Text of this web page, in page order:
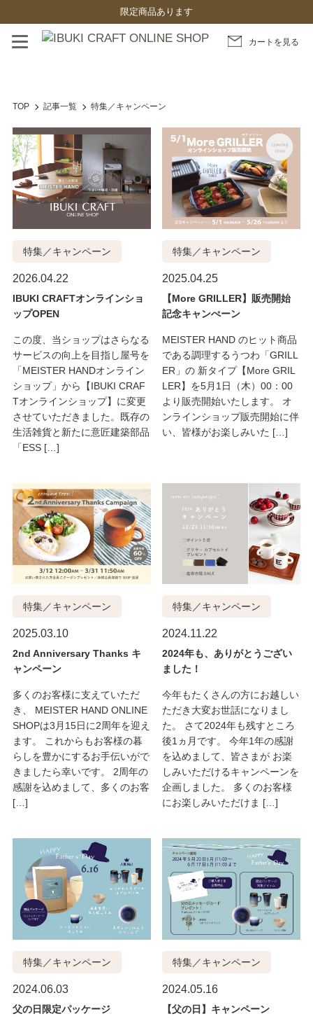
限定商品あります
カートを見る
TOP 記事一覧 特集／キャンペーン
特集／キャンペーン
2026.04.22
IBUKI CRAFTオンラインショ
ップOPEN
この度、当ショップはさらなる
サービスの向上を目指し屋号を
「MEISTER HANDオンライン
ショップ」から【IBUKI CRAF
Tオンラインショップ】に変更
させていただきました。既存の
生活雑貨と新たに意匠建築部品
「ESS […]
特集／キャンペーン
2025.04.25
【More GRILLER】販売開始
記念キャンぺーン
MEISTER HAND のヒット商品
である調理するうつわ「GRILL
ER」の 新タイプ【More GRIL
LER】を5月1日（木）00：00
より販売開始いたします。 オ
ンラインショップ販売開始に伴
い、皆様がお楽しみいた […]
特集／キャンペーン
2025.03.10
2nd Anniversary Thanks キ
ャンペーン
多くのお客様に支えていただ
き、 MEISTER HAND ONLINE
SHOPは3月15日に2周年を迎え
ます。 これからもお客様の暮
らしを豊かにするお手伝いがで
きましたら幸いです。 2周年の
感謝を込めまして、多くのお客
[…]
特集／キャンペーン
2024.11.22
2024年も、ありがとうござい
ました！
今年もたくさんの方にお越しい
ただき大変お世話になりまし
た。 さて2024年も残すところ
後1ヵ月です。 今年1年の感謝
を込めまして、皆さまが お楽
しみいただけるキャンペーンを
企画しました。 多くのお客様
にお楽しみいただけま […]
特集／キャンペーン
2024.06.03
父の日限定パッケージ
特集／キャンペーン
2024.05.16
【父の日】キャンペーン